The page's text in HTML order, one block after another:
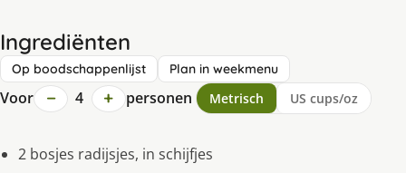
Ingrediënten
Op boodschappenlijst Plan in weekmenu
Voor − 4 + personen Metrisch US cups/oz
2 bosjes radijsjes, in schijfjes